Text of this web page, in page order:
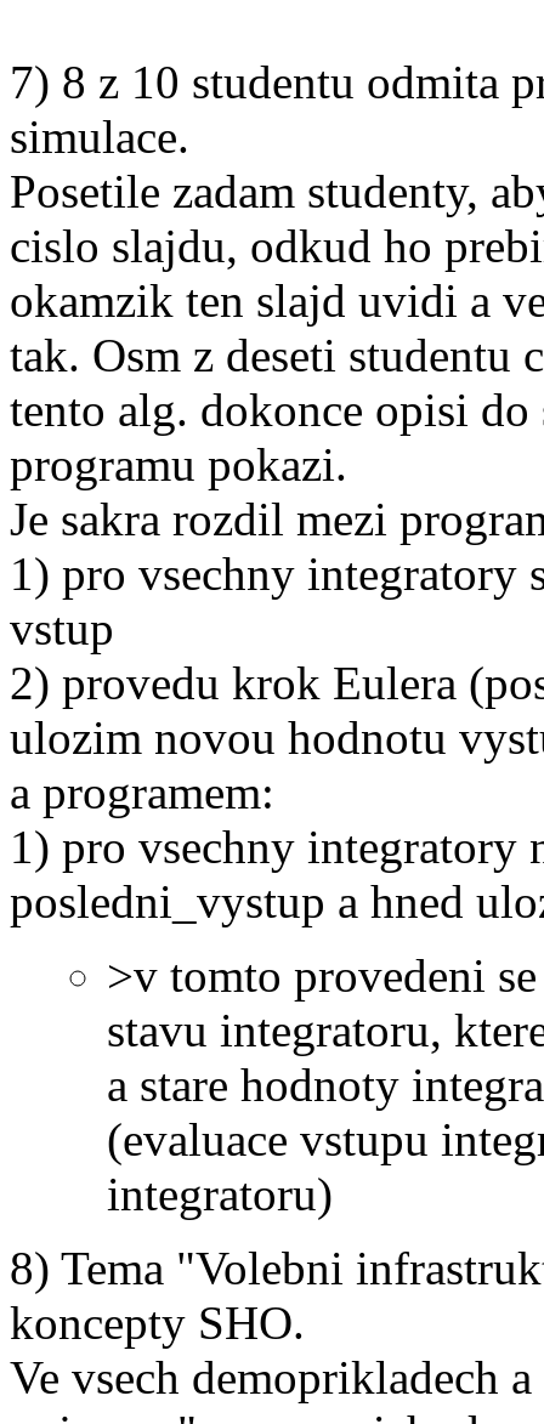
7) 8 z 10 studentu odmita
simulace.
Posetile zadam studenty,
cislo slajdu, odkud ho
okamzik ten slajd uvidi a
tak. Osm z deseti studentu
tento alg. dokonce opisi
programu pokazi.
Je sakra rozdil mezi
1) pro vsechny
vstup
2) provedu krok Eulera
ulozim novou hodnotu
a programem:
1) pro vsechny integratory
posledni_vystup a hned
>v tomto provedeni
stavu integratoru,
a stare hodnoty
(evaluace vstupu
integratoru)
8) Tema "Volebni
koncepty SHO.
Ve vsech demoprikladech